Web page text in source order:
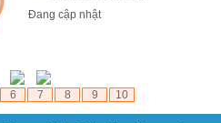
Đang cập nhật
6 7 8 9 10